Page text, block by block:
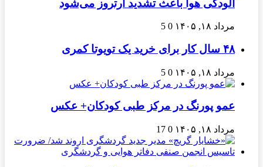
آلودگی هوا باعث تشدید آرتروز می‌شود
مرداد ۱۸, ۱۴۰۵ 0
5
۴۸ سال کار برای خرید یک تویوتا کمری
مرداد ۱۸, ۱۴۰۵ 0
5
عمو پورنگ در مرکز طبی کودکان+ عکس
مرداد ۱۸, ۱۴۰۵ 0
17